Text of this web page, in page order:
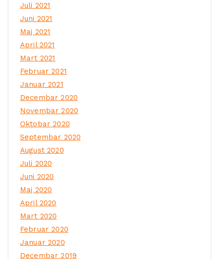
Juli 2021
Juni 2021
Maj 2021
April 2021
Mart 2021
Februar 2021
Januar 2021
Decembar 2020
Novembar 2020
Oktobar 2020
Septembar 2020
August 2020
Juli 2020
Juni 2020
Maj 2020
April 2020
Mart 2020
Februar 2020
Januar 2020
Decembar 2019